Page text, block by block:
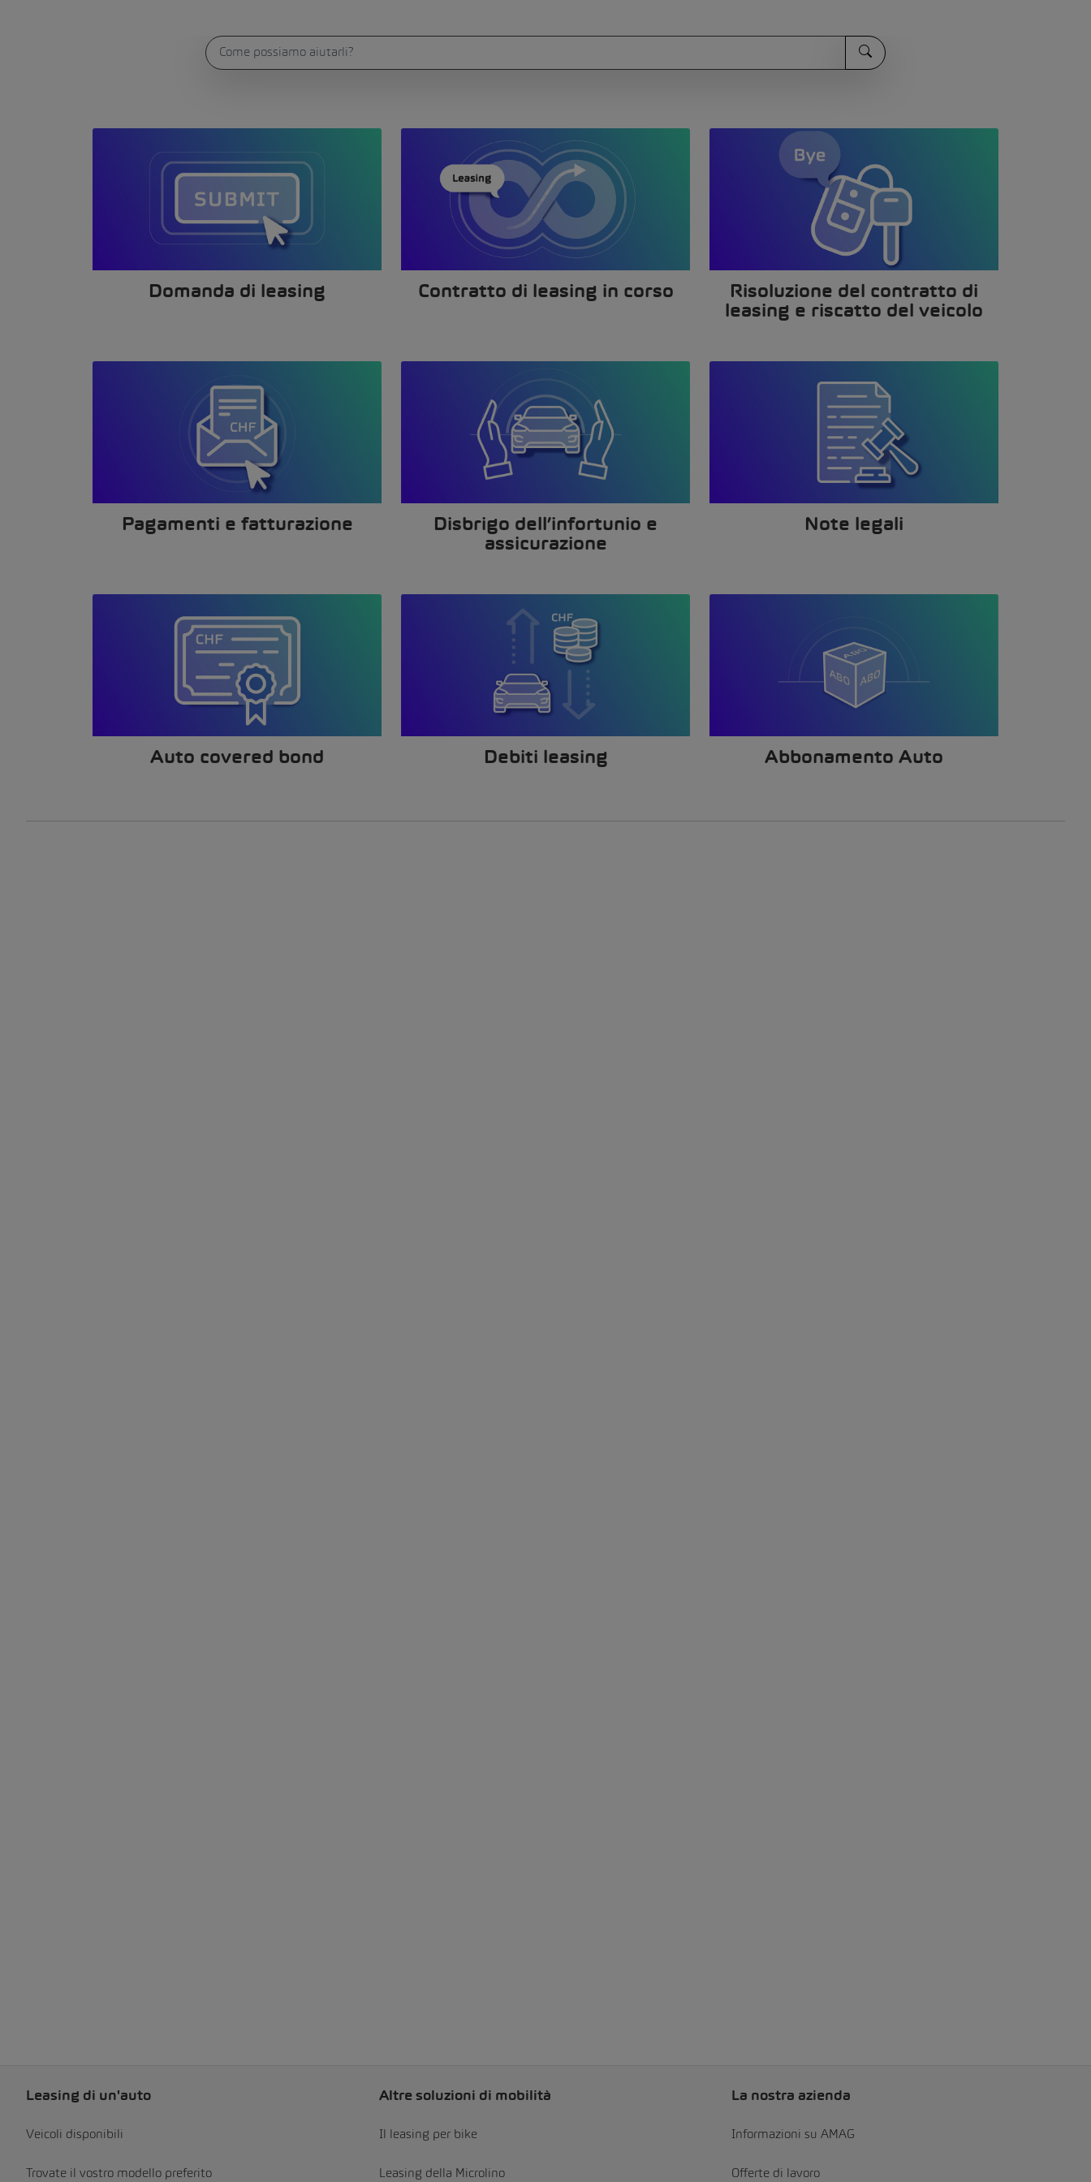
Leasing di un'auto
Veicoli disponibili
Trovate il vostro modello preferito
Altre soluzioni di mobilità
Il leasing per bike
Leasing della Microlino
La nostra azienda
Informazioni su AMAG
Offerte di lavoro